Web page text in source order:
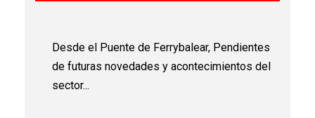
Desde el Puente de Ferrybalear, Pendientes
de futuras novedades y acontecimientos del
sector...